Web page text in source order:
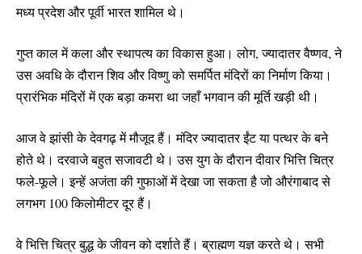
मध्य प्रदेश और पूर्वी भारत शामिल थे।
गुप्त काल में कला और स्थापत्य का विकास हुआ। लोग, ज्यादातर वैष्णव, ने
उस अवधि के दौरान शिव और विष्णु को समर्पित मंदिरों का निर्माण किया।
प्रारंभिक मंदिरों में एक बड़ा कमरा था जहाँ भगवान की मूर्ति खड़ी थी।
आज वे झांसी के देवगढ़ में मौजूद हैं। मंदिर ज्यादातर ईंट या पत्थर के बने
होते थे। दरवाजे बहुत सजावटी थे। उस युग के दौरान दीवार भित्ति चित्र
फले-फूले। इन्हें अजंता की गुफाओं में देखा जा सकता है जो औरंगाबाद से
लगभग 100 किलोमीटर दूर हैं।
वे भित्ति चित्र बुद्ध के जीवन को दर्शाते हैं। ब्राह्मण यज्ञ करते थे। सभी